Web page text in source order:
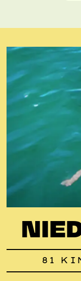
81